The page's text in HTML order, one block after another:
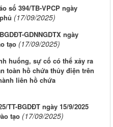
số 394/TB-VPCP ngày
(17/09/2025)
GDNNGDTX ngày
tạo (17/09/2025)
huống, sự cố có thể xảy ra
toàn hồ chứa thủy điện trên
liên hồ chứa
TT-BGDĐT ngày 15/9/2025
tạo (17/09/2025)